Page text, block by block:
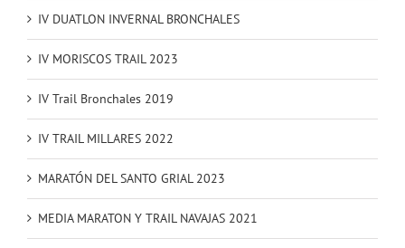
IV DUATLON INVERNAL BRONCHALES
IV MORISCOS TRAIL 2023
IV Trail Bronchales 2019
IV TRAIL MILLARES 2022
MARATÓN DEL SANTO GRIAL 2023
MEDIA MARATON Y TRAIL NAVAJAS 2021